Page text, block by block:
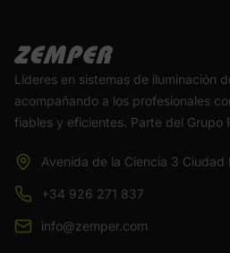
Líderes en sistemas de iluminación
acompañando a los profesionales
fiables y eficientes. Parte del Grupo
Avenida de la Ciencia 3 Ciudad
+34 926 271 837
info@zemper.com